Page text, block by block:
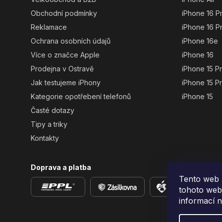
Tento
tohoto
informací
Obchodní podmínky
Reklamace
Ochrana osobních údajů
Více o značce Apple
Prodejna v Ostravě
Jak testujeme iPhony
Kategorie opotřebení telefonů
Časté dotazy
Tipy a triky
Kontakty
iPhone 16
iPhone 16
iPhone 16e
iPhone 16
iPhone 15
iPhone 15
iPhone 15
Doprava a platba